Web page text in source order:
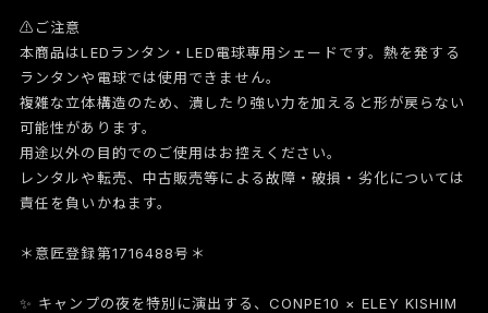
⚠︎ご注意
本商品はLEDランタン・LED電球専用シェードです。熱を発する
ランタンや電球では使用できません。
複雑な立体構造のため、潰したり強い力を加えると形が戻らない
可能性があります。
用途以外の目的でのご使用はお控えください。
レンタルや転売、中古販売等による故障・破損・劣化については
責任を負いかねます。
＊意匠登録第1716488号＊
✨ キャンプの夜を特別に演出する、CONPE10 × ELEY KISHIM